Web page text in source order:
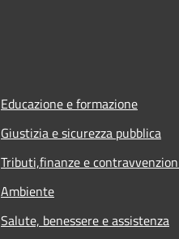
Educazione e formazione
Giustizia e sicurezza pubblica
Tributi,finanze e
Ambiente
Salute, benessere e assistenza